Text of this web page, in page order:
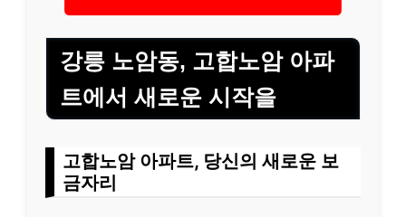
강릉 노암동, 고합노암 아파
트에서 새로운 시작을
고합노암 아파트, 당신의 새로운 보
금자리